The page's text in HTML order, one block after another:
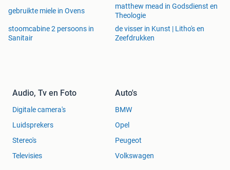
gebruikte miele in Ovens
matthew mead in Godsdienst en
Theologie
stoomcabine 2 persoons in
Sanitair
de visser in Kunst | Litho's en
Zeefdrukken
Audio, Tv en Foto
Digitale camera's
Luidsprekers
Stereo's
Televisies
Auto's
BMW
Opel
Peugeot
Volkswagen